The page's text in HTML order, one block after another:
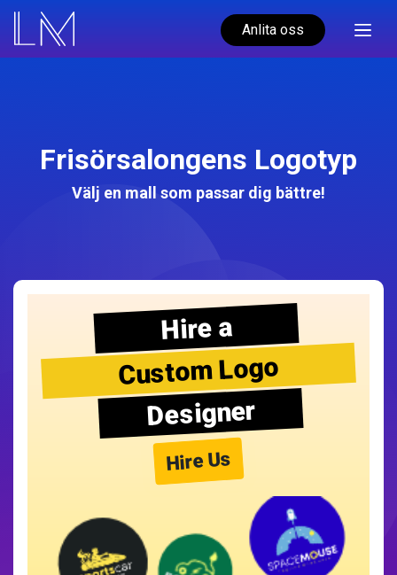
Anlita oss
Frisörsalongens Logotyp
Välj en mall som passar dig bättre!
Hire a
Custom Logo
Designer
Hire Us